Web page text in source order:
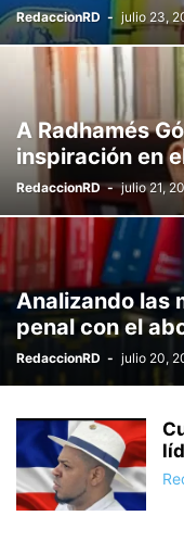
RedaccionRD - julio 23,
A Radhamés
inspiración en
RedaccionRD - julio 21,
Analizando las
penal con el
RedaccionRD - julio 20,